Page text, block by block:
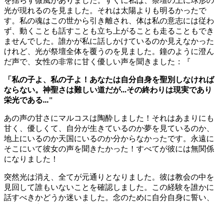
光が現れるのを見ました。それは太陽よりも明るかったで
す。私の魂はこの世から引き離され、体は私の意志には従わ
ず、動くことも話すことも立ち上がることも走ることもでき
ませんでした。誰かが私に話しかけているのか見えなかった
けれど、光が祭壇全体を覆うのを見ました。鐘のように澄ん
だ声で、女性の非常に甘く優しい声を聞きました：『
「私の子よ、私の子よ！あなたは自分自身を聖別しなければ
ならない。神聖さは難しい道だが...その終わりは現実であり
栄光である..."
あの声の甘さにマルコスは陶酔しました！それはあまりにも
甘く、優しくて、自分が生きているのか夢を見ているのか、
地上にいるのか天国にいるのか分からなかったです。永遠に
そこにいて彼女の声を聞きたかった！すべてが彼には無関係
になりました！
突然光は消え、全てが元通りとなりました。彼は教会の中を
見回して誰もいないことを確認しました。この経験を誰かに
話すべきかどうか迷いました。念のために自分自身に誓い、